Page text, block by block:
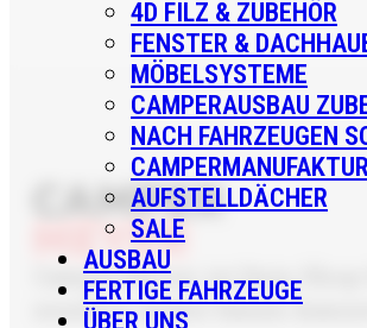
4D FILZ & ZUBEHÖR
FENSTER &
MÖBELSYSTEME
CAMPERAUSBAU
NACH FAHRZEUGEN
AUFSTELLDÄCHER
SALE
AUSBAU
FERTIGE FAHRZEUGE
ÜBER UNS
CamperMeyer ist Dein
sondern sicher bauen kannst.